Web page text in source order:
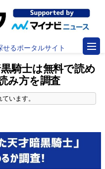
るポータルサイト
騎士は無料で読め
み方を調査